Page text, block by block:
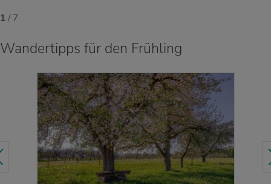
1/ 7
Wandertipps für den Frühling
MEHR ERFAHREN